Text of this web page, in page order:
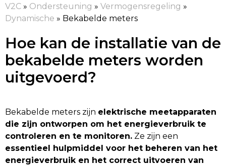
Online kopen
V2C » Ondersteuning » Vermogensregeling »
Dynamische » Bekabelde meters
Hoe kan de installatie van de
bekabelde meters worden
uitgevoerd?
Bekabelde meters zijn elektrische meetapparaten
die zijn ontworpen om het energieverbruik te
controleren en te monitoren. Ze zijn een
essentieel hulpmiddel voor het beheren van het
energieverbruik en het correct uitvoeren van